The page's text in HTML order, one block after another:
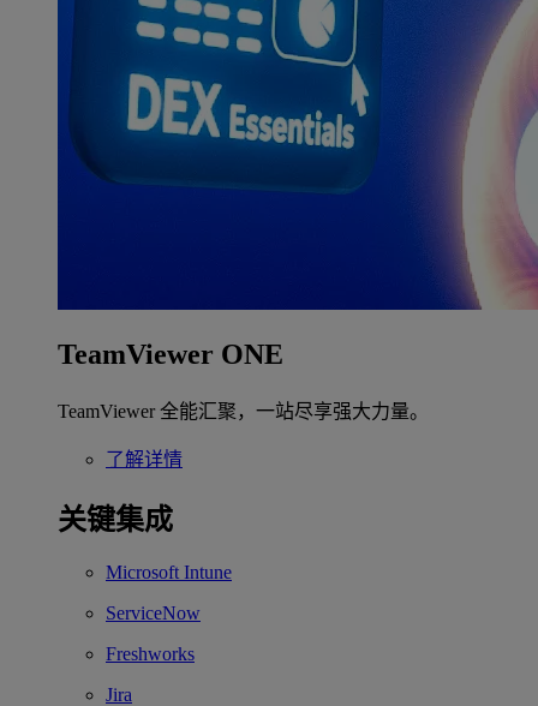
TeamViewer ONE
TeamViewer 全能汇聚，一站尽享强大力量。
了解详情
关键集成
Microsoft Intune
ServiceNow
Freshworks
Jira